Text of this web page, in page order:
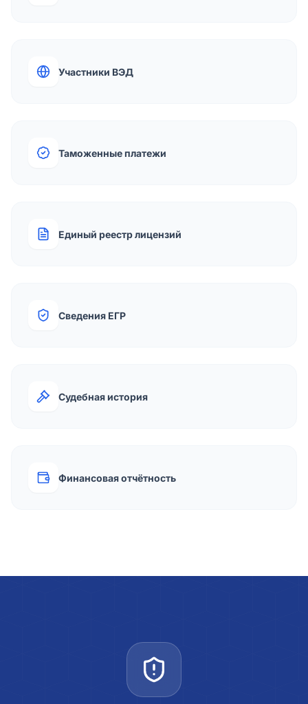
Участники ВЭД
Таможенные платежи
Единый реестр лицензий
Сведения ЕГР
Судебная история
Финансовая отчётность